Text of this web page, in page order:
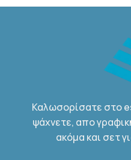
Καλωσορίσατε στο
ψάχνετε, απο
ακόμα και σετ